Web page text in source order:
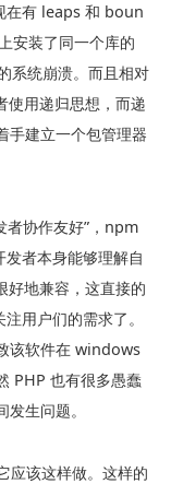
在有 leaps 和 boun
安装了同一个库的
系统崩溃。而且相对
用递归思想，而递
手建立一个包管理器
者协作友好”，npm
者本身能够理解自
地兼容，这直接的
用户们的需求了。
该软件在 windows
PHP 也有很多愚蠢
生问题。
应该这样做。这样的